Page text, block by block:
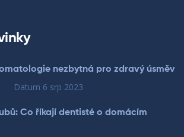
nezbytná pro zdravý úsměv
Datum 6 srp 2023
Co říkají dentisté o domácím